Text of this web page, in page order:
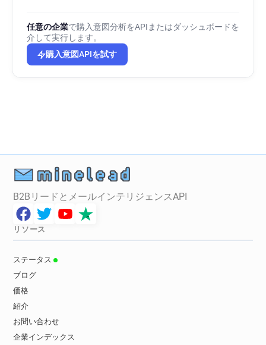
r**********@ca-atlantique-vendee.fr
n*******@ca-atlantique-vendee.fr
v***********@ca-atlantique-vendee.fr
n*****@ca-atlantique-vendee.fr
n**********@ca-atlantique-vendee.fr
l*********@ca-atlantique-vendee.fr
e***********@ca-atlantique-vendee.fr
r********@ca-atlantique-vendee.fr
j**********@ca-atlantique-vendee.fr
l**********@ca-atlantique-vendee.fr
a***********@ca-atlantique-vendee.fr
s************@ca-atlantique-vendee.fr
p*******@ca-atlantique-vendee.fr
任意の企業で購入意図分析をAPIまたはダッシュボードを
介して実行します。
購入意図APIを試す
B2BリードとメールインテリジェンスAPI
リソース
ステータス
ブログ
価格
紹介
お問い合わせ
企業インデックス